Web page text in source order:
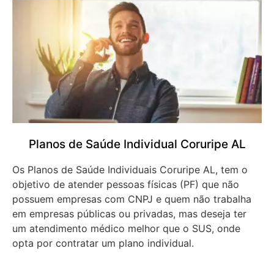
Planos de Saúde Individual Coruripe AL
Os Planos de Saúde Individuais Coruripe AL, tem o
objetivo de atender pessoas físicas (PF) que não
possuem empresas com CNPJ e quem não trabalha
em empresas públicas ou privadas, mas deseja ter
um atendimento médico melhor que o SUS, onde
opta por contratar um plano individual.